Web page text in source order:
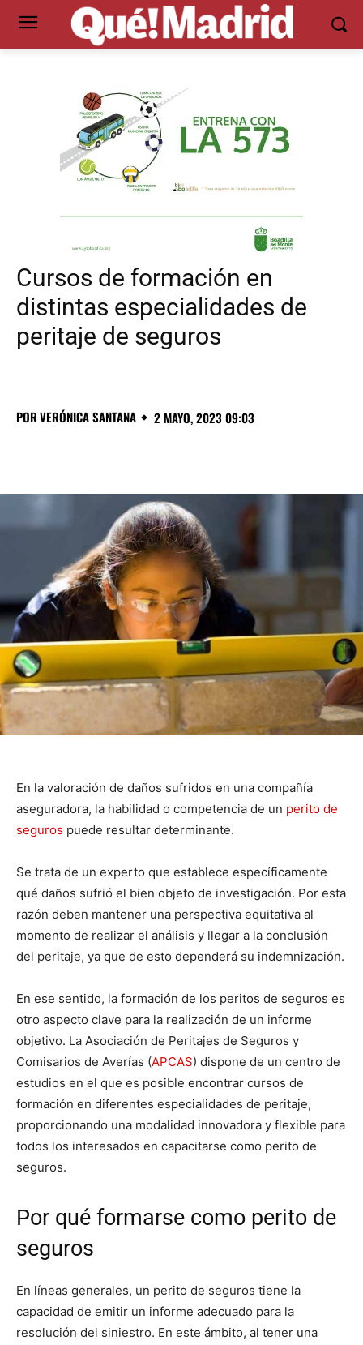
Cursos de formación en
distintas especialidades de
peritaje de seguros
PORVERÓNICA SANTANA 2 MAYO, 2023 09:03
En la valoración de daños sufridos en una compañía
aseguradora, la habilidad o competencia de un perito de
seguros puede resultar determinante.
Se trata de un experto que establece específicamente
qué daños sufrió el bien objeto de investigación. Por esta
razón deben mantener una perspectiva equitativa al
momento de realizar el análisis y llegar a la conclusión
del peritaje, ya que de esto dependerá su indemnización.
En ese sentido, la formación de los peritos de seguros es
otro aspecto clave para la realización de un informe
objetivo. La Asociación de Peritajes de Seguros y
Comisarios de Averías (APCAS) dispone de un centro de
estudios en el que es posible encontrar cursos de
formación en diferentes especialidades de peritaje,
proporcionando una modalidad innovadora y flexible para
todos los interesados en capacitarse como perito de
seguros.
Por qué formarse como perito de
seguros
En líneas generales, un perito de seguros tiene la
capacidad de emitir un informe adecuado para la
resolución del siniestro. En este ámbito, al tener una